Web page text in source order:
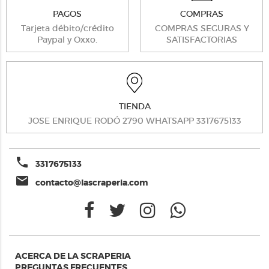
PAGOS
Tarjeta débito/crédito
Paypal y Oxxo.
COMPRAS
COMPRAS SEGURAS Y
SATISFACTORIAS
TIENDA
JOSE ENRIQUE RODÓ 2790 WHATSAPP 3317675133
phone 3317675133
email contacto@lascraperia.com
ACERCA DE LA SCRAPERIA